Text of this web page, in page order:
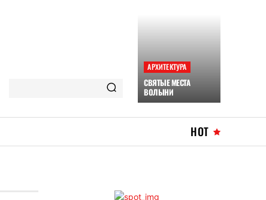
АРХИТЕКТУРА
СВЯТЫЕ МЕСТА
ВОЛЫНИ
HOT